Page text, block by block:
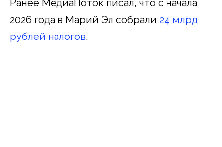
Ранее МедиаПоток писал, что с начала
2026 года в Марий Эл собрали 24 млрд
рублей налогов.